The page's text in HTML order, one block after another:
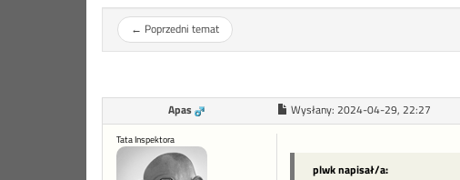
← Poprzedni temat
Apas Wysłany: 2024-04-29, 22:27
Tata Inspektora
plwk napisał/a: